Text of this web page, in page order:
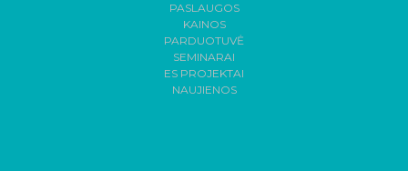
PASLAUGOS
KAINOS
PARDUOTUVĖ
SEMINARAI
ES PROJEKTAI
NAUJIENOS